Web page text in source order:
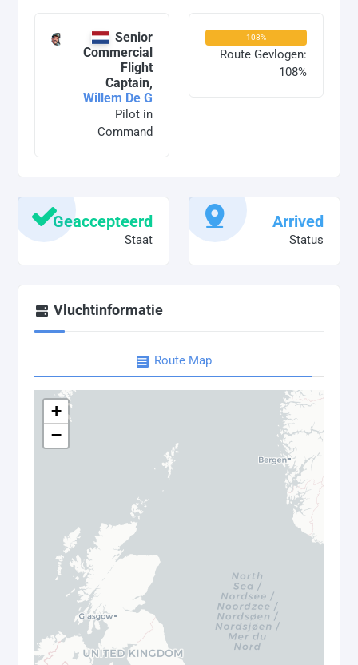
Senior
Commercial
Flight
Captain,
Willem De G
Pilot in
Command
108%
Route Gevlogen:
108%
Geaccepteerd
Staat
Arrived
Status
Vluchtinformatie
Route Map
+
−